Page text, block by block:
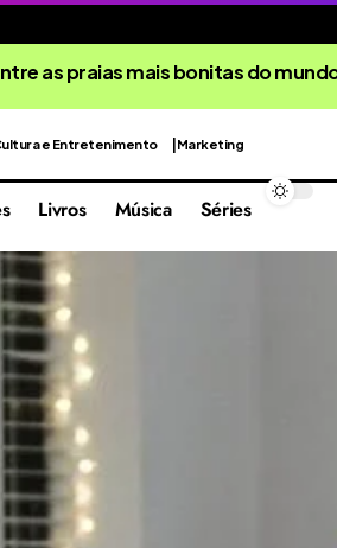
as praias mais bonitas do
e Entretenimento Marketing
Livros Música Séries